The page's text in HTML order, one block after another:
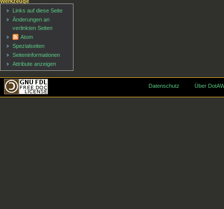
Links auf diese Seite
Änderungen an
verlinkten Seiten
Atom
Spezialseiten
Seiten­informationen
Attribute anzeigen
Datenschutz Über